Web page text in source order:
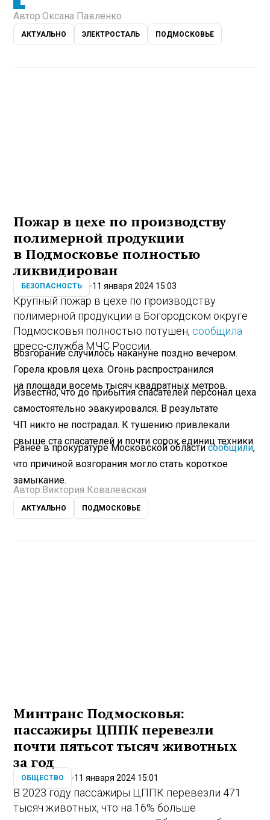
Автор:Оксана Павленко
АКТУАЛЬНО ЭЛЕКТРОСТАЛЬ ПОДМОСКОВЬЕ
Пожар в цехе по производству
полимерной продукции
в Подмосковье полностью
ликвидирован
БЕЗОПАСНОСТЬ 11 января 2024 15:03
Крупный пожар в цехе по производству
полимерной продукции в Богородском округе
Подмосковья полностью потушен, сообщила
пресс-служба МЧС России.
Возгорание случилось накануне поздно вечером.
Горела кровля цеха. Огонь распространился
на площади восемь тысяч квадратных метров.
Известно, что до прибытия спасателей персонал цеха
самостоятельно эвакуировался. В результате
ЧП никто не пострадал. К тушению привлекали
свыше ста спасателей и почти сорок единиц техники.
Ранее в прокуратуре Московской областисообщили,
что причиной возгорания могло стать короткое
замыкание.
Автор: Виктория Ковалевская
АКТУАЛЬНО ПОДМОСКОВЬЕ
Минтранс Подмосковья:
пассажиры ЦППК перевезли
почти пятьсот тысяч животных
за год
ОБЩЕСТВО 11 января 2024 15:01
В 2023 году пассажиры ЦППК перевезли 471
тысяч животных, что на 16% больше